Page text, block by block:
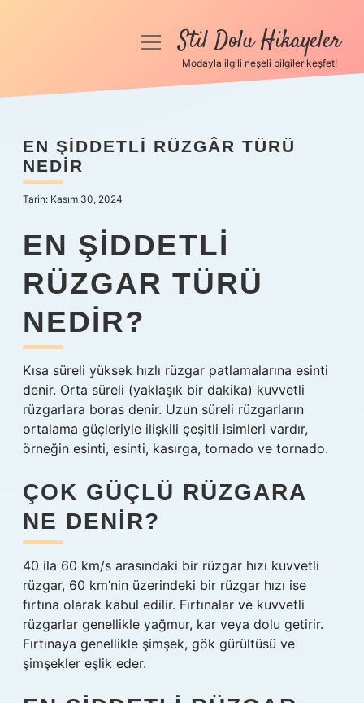
Anasayfa
Yasal Uyarı
Hakkımızda
menüyüStil Dolu Hikayeler
Modayla ilgili neşeli bilgiler keşfet!
EN ŞIDDETLI RÜZGÂR TÜRÜ
NEDIR
Tarih: Kasım 30, 2024
EN ŞIDDETLI
RÜZGAR TÜRÜ
NEDIR?
Kısa süreli yüksek hızlı rüzgar patlamalarına esinti
denir. Orta süreli (yaklaşık bir dakika) kuvvetli
rüzgarlara boras denir. Uzun süreli rüzgarların
ortalama güçleriyle ilişkili çeşitli isimleri vardır,
örneğin esinti, esinti, kasırga, tornado ve tornado.
ÇOK GÜÇLÜ RÜZGARA
NE DENIR?
40 ila 60 km/s arasındaki bir rüzgar hızı kuvvetli
rüzgar, 60 km’nin üzerindeki bir rüzgar hızı ise
fırtına olarak kabul edilir. Fırtınalar ve kuvvetli
rüzgarlar genellikle yağmur, kar veya dolu getirir.
Fırtınaya genellikle şimşek, gök gürültüsü ve
şimşekler eşlik eder.